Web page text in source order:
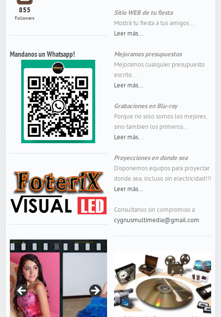
855
Followers
Mandanos un Whatsapp!
Sitio WEB de tu fiesta
Mostrá tu fiesta a tus amigos...
Leer más...
Mejoramos presupuestos
Mejoramos cualquier presupuesto
escrito...
Leer más...
Grabaciones en Blu-ray
Porque no solo somos los mejores,
sino tambien los primeros...
Leer más...
Proyecciones en donde sea
Disponemos equipos para proyectar
donde sea, incluso sin electricidad!!!
Leer más...
Consultanos sin compromiso a
cygnusmultimedia@gmail.com